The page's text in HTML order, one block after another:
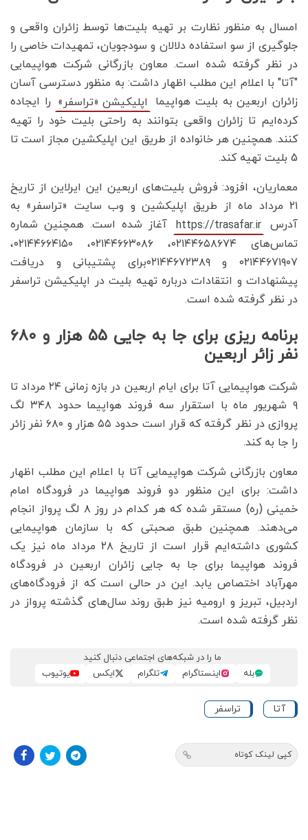
امسال به منظور نظارت بر تهیه بلیت‌ها توسط زائران واقعی و
جلوگیری از سو استفاده دلالان و سودجویان، تمهیدات خاصی را
در نظر گرفته شده است. معاون بازرگانی شرکت هواپیمایی
"آتا" با اعلام این مطلب اظهار داشت: به منظور دسترسی آسان
زائران اربعین به بلیت هواپیما
اپلیکیشن «تراسفر» را ایجاده
کرده‌ایم تا زائران واقعی بتوانند به راحتی بلیت خود را تهیه
کنند. همچنین هر خانواده از طریق این اپلیکشین مجاز است تا
5 بلیت تهیه کند.
معماریان، افزود: فروش بلیت‌های اربعین این ایرلاین از تاریخ
۲۱ مرداد ماه از طریق اپلیکشین و وب سایت «تراسفر» به
آدرس https://trasafar.ir آغاز شده است. همچنین شماره
تماس‌های ۰۲۱۴۴۶۵۸۶۷۴، ۰۲۱۴۴۶۶۳۰۸۶، ۰۲۱۴۴۶۶۴۱۵۰،
۰۲۱۴۴۶۷۱۹۰۷ و ۰۲۱۴۴۶۷۲۳۸۹برای پشتیبانی و دریافت
پیشنهادات و انتقادات درباره تهیه بلیت در اپلیکیشن تراسفر
در نظر گرفته شده است.
برنامه ریزی برای جا به جایی ۵۵ هزار و ۶۸۰
نفر زائر اربعین
شرکت هواپیمایی آتا برای ایام اربعین در بازه زمانی ۲۴ مرداد تا
۹ شهریور ماه با استقرار سه فروند هواپیما حدود ۳۴۸ لگ
پروازی در نظر گرفته که قرار است حدود ۵۵ هزار و ۶۸۰ نفر زائر
را جا به کند.
معاون بازرگانی شرکت هواپیمایی آتا با اعلام این مطلب اظهار
داشت: برای این منظور دو فروند هواپیما در فرودگاه امام
خمینی (ره) مستقر شده که هر کدام در روز ۸ لگ پرواز انجام
می‌دهند. همچنین طبق صحبتی که با سازمان هواپیمایی
کشوری داشته‌ایم قرار است از تاریخ ۲۸ مرداد ماه نیز یک
فروند هواپیما برای جا به جایی زائران اربعین در فرودگاه
مهرآباد اختصاص یابد. این در حالی است که از فرودگاه‌های
اردبیل، تبریز و ارومیه نیز طبق روند سال‌های گذشته پرواز در
نظر گرفته شده است.
ما را در شبکه‌های اجتماعی دنبال کنید
بله
اینستاگرام تلگرام ایکس یوتیوب
آتا تراسفر
کپی لینک کوتاه